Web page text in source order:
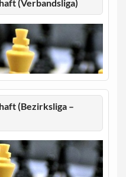
(Verbandsliga)
(Bezirksliga –